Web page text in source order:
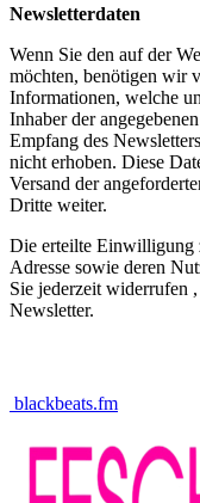
Newsletterdaten
Wenn Sie den auf der
möchten, benötigen wir
Informationen, welche
Inhaber der
Empfang des
nicht erhoben. Diese
Versand der
Dritte weiter.
Die erteilte Einwilligung
Adresse sowie deren
Sie jederzeit widerrufen
Newsletter.
blackbeats.fm